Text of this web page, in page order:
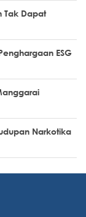
Tak Dapat
ESG
Narkotika